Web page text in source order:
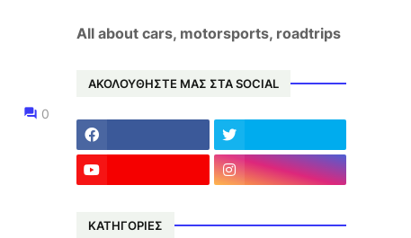
0
All about cars, motorsports, roadtrips
ΑΚΟΛΟΥΘΗΣΤΕ ΜΑΣ ΣΤΑ SOCIAL
ΚΑΤΗΓΟΡΙΕΣ